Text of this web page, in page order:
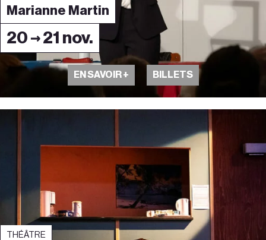
20 → 21 nov.
Marianne Martin
EN SAVOIR + BILLETS
THÉÂTRE